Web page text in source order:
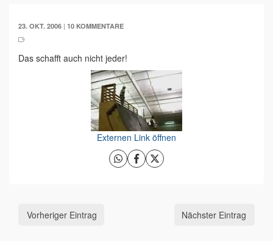
23. OKT. 2006 | 10 KOMMENTARE
Das schafft auch nicht jeder!
Externen Link öffnen
Vorheriger Eintrag Nächster Eintrag